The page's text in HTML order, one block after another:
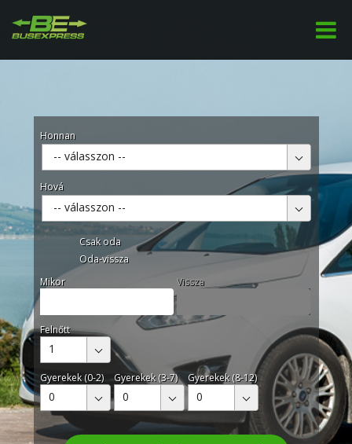
Honnan
-- válasszon --
Hová
-- válasszon --
Csak oda
Oda-vissza
Mikor
Vissza
Felnőtt
1
Gyerekek (0-2)
0
Gyerekek (3-7)
0
Gyerekek (8-12)
0